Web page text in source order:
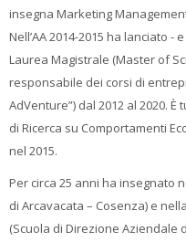
Aule/Rooms
Biblioteca
insegna Marketing
Nell’AA 2014-2015 ha lanciato
Laurea Magistrale (Master of
responsabile dei corsi di
AdVenture”) dal 2012 al 2020. È
di Ricerca su Comportamenti
nel 2015.
Per circa 25 anni ha insegnato
di Arcavacata – Cosenza) e
(Scuola di Direzione Aziendale